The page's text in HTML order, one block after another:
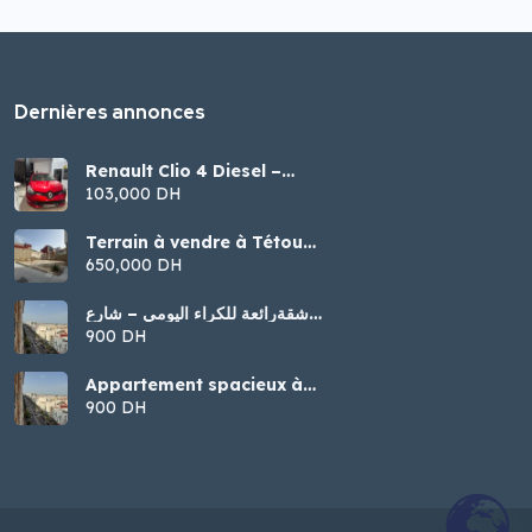
Dernières annonces
Renault Clio 4 Diesel –
Modèle 2016
103,000 DH
Terrain à vendre à Tétouan
– Malalienne
650,000 DH
شقةرائعة للكراء اليومي – شارع
الجيش الملكي، تطوان
900 DH
Appartement spacieux à
louer par jour – Tétouan
(Jaych Malaki)
900 DH